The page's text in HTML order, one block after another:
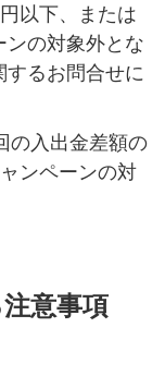
以下、または
ンの対象外とな
するお問合せに
の入出金差額の
ンペーンの対
意事項